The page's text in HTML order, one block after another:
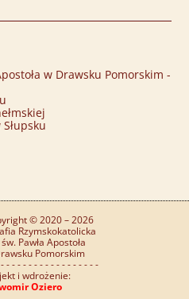
w Drawsku Pomorskim -
© 2020 – 2026
Rzymskokatolicka
Pawła Apostoła
Pomorskim
- - - - - - - - - - - - - - - - -
i wdrożenie:
Oziero